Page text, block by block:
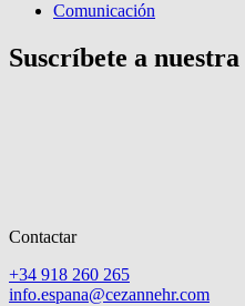
Comunicación
Suscríbete a nuestra
Contactar
+34 918 260 265
info.espana@cezannehr.com